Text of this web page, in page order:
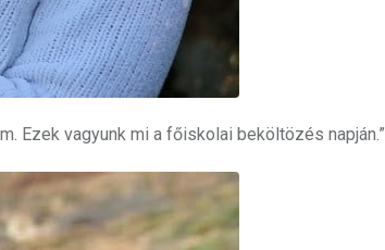
Ezek vagyunk mi a főiskolai beköltözés napján.”